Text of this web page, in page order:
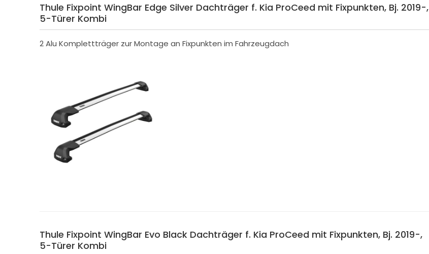
Thule Fixpoint WingBar Edge Silver Dachträger f. Kia ProCeed mit Fixpunkten, Bj. 2019-,
5-Türer Kombi
2 Alu Komplettträger zur Montage an Fixpunkten im Fahrzeugdach
Thule Fixpoint WingBar Evo Black Dachträger f. Kia ProCeed mit Fixpunkten, Bj. 2019-,
5-Türer Kombi